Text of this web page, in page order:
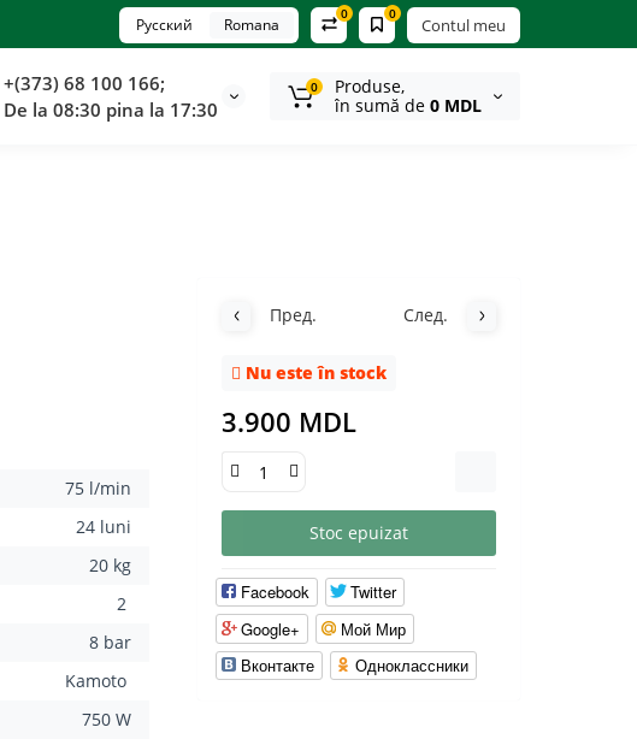
Contul meu
0
0
Русский Romana
+(373) 68 100 166;
De la 08:30 pina la 17:30
0
Produse,
în sumă de 0 MDL
75 l/min
24 luni
20 kg
2
8 bar
Kamoto
750 W
Пред. След.
Nu este în stock
3.900 MDL
Stoc epuizat
Facebook
Twitter
Google+
Мой Мир
Вконтакте
Одноклассники